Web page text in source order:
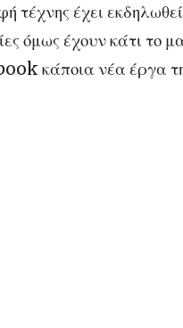
τέχνης έχει
όμως έχουν κάτι το
κάποια νέα έργα